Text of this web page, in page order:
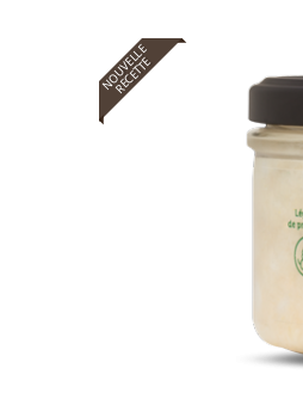
NOUVELLE
RECETTE